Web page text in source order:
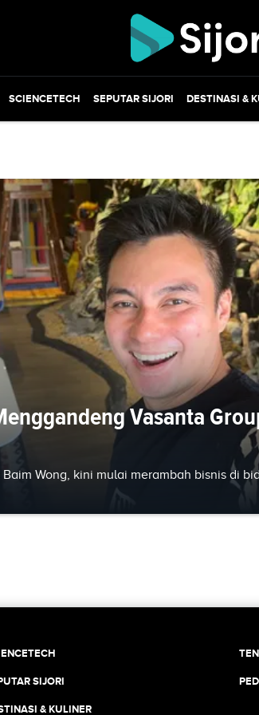
SCIENCETECH SEPUTAR SIJORI DESTINASI &
Vasanta
Wong, kini mulai merambah bisnis di
SIJORI
& KULINER